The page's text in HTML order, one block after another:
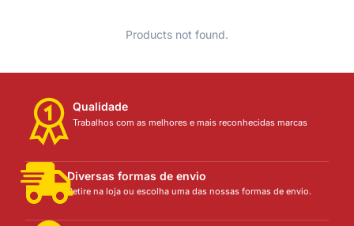
Products not found.
Qualidade
Trabalhos com as melhores e mais reconhecidas marcas
Diversas formas de envio
Retire na loja ou escolha uma das nossas formas de envio.